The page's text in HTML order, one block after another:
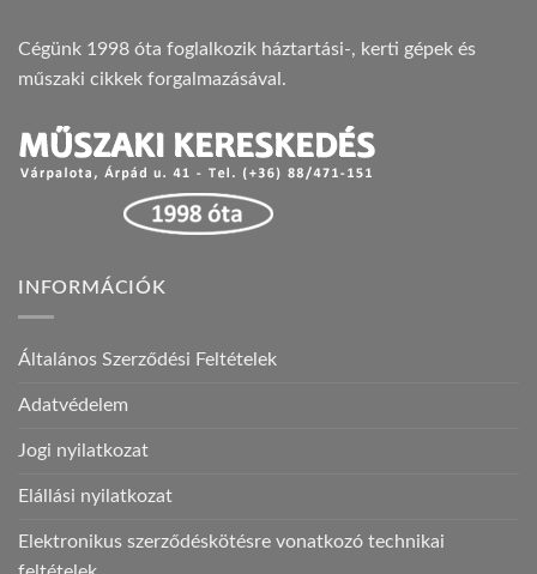
Cégünk 1998 óta foglalkozik háztartási-, kerti gépek és
műszaki cikkek forgalmazásával.
INFORMÁCIÓK
Általános Szerződési Feltételek
Adatvédelem
Jogi nyilatkozat
Elállási nyilatkozat
Elektronikus szerződéskötésre vonatkozó technikai